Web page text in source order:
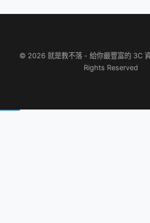
© 2026 就是教不落 - 給你最豐富的 3C
Rights Reserved